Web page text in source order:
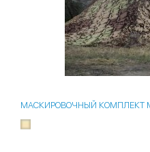
МАСКИРОВОЧНЫЙ КОМПЛЕКТ